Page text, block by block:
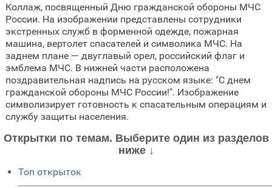
Коллаж, посвященный Дню гражданской обороны МЧС
России. На изображении представлены сотрудники
экстренных служб в форменной одежде, пожарная
машина, вертолет спасателей и символика МЧС. На
заднем плане — двуглавый орел, российский флаг и
эмблема МЧС. В нижней части расположена
поздравительная надпись на русском языке: "С днем
гражданской обороны МЧС России!". Изображение
символизирует готовность к спасательным операциям и
службу защиты населения.
Открытки по темам. Выберите один из разделов
ниже ↓
Топ открыток